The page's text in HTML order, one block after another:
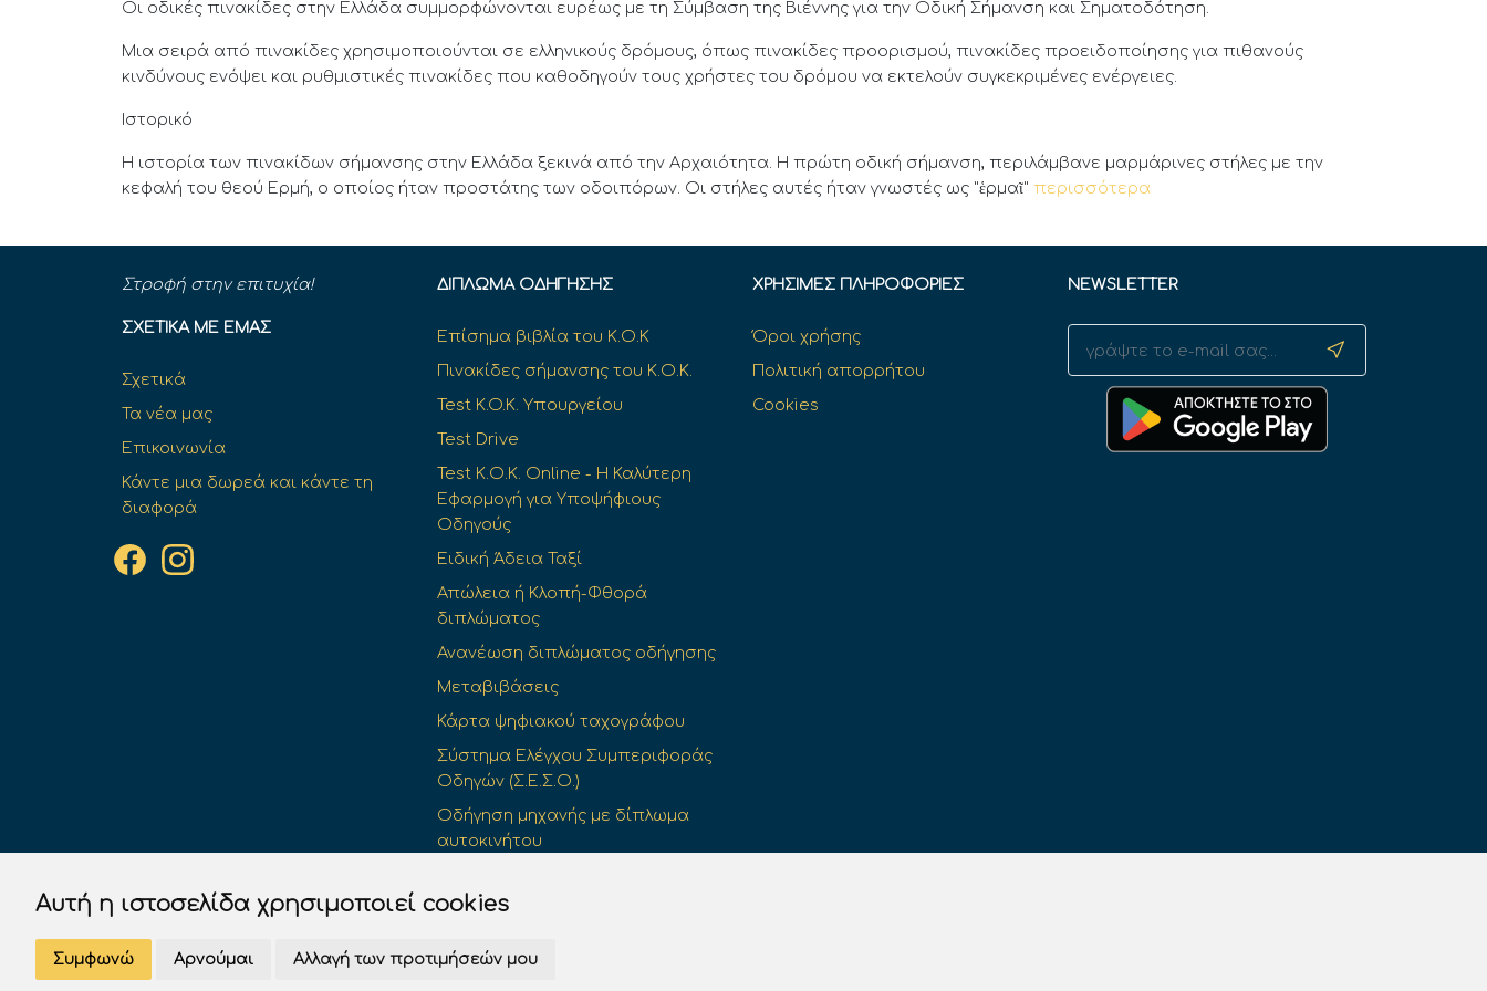
Αυτή η ιστοσελίδα χρησιμοποιεί cookies
Συμφωνώ Αρνούμαι Αλλαγή των προτιμήσεών μου
Οι οδικές πινακίδες στην Ελλάδα συμμορφώνονται ευρέως με τη Σύμβαση της Βιέννης για την Οδική Σήμανση και Σηματοδότηση.
Μια σειρά από πινακίδες χρησιμοποιούνται σε ελληνικούς δρόμους, όπως πινακίδες προορισμού, πινακίδες προειδοποίησης για πιθανούς
κινδύνους ενόψει και ρυθμιστικές πινακίδες που καθοδηγούν τους χρήστες του δρόμου να εκτελούν συγκεκριμένες ενέργειες.
Ιστορικό
Η ιστορία των πινακίδων σήμανσης στην Ελλάδα ξεκινά από την Αρχαιότητα. Η πρώτη οδική σήμανση, περιλάμβανε μαρμάρινες στήλες με την
κεφαλή του θεού Ερμή, ο οποίος ήταν προστάτης των οδοιπόρων. Οι στήλες αυτές ήταν γνωστές ως "ἑρμαῖ" περισσότερα
Στροφή στην επιτυχία!
ΣΧΕΤΙΚΆ ΜΕ ΕΜΆΣ
Σχετικά
Τα νέα μας
Επικοινωνία
Κάντε μια δωρεά και κάντε τη
διαφορά
ΔΊΠΛΩΜΑ ΟΔΉΓΗΣΗΣ
Επίσημα βιβλία του Κ.Ο.Κ
Πινακίδες σήμανσης του Κ.Ο.Κ.
Test K.O.K. Υπουργείου
Test Drive
Test Κ.Ο.Κ. Online - Η Καλύτερη
Εφαρμογή για Υποψήφιους
Οδηγούς
Ειδική Άδεια Ταξί
Απώλεια ή Κλοπή-Φθορά
διπλώματος
Ανανέωση διπλώματος οδήγησης
Μεταβιβάσεις
Κάρτα ψηφιακού ταχογράφου
Σύστημα Ελέγχου Συμπεριφοράς
Οδηγών (Σ.Ε.Σ.Ο.)
Οδήγηση μηχανής με δίπλωμα
αυτοκινήτου
ΧΡΉΣΙΜΕΣ ΠΛΗΡΟΦΟΡΊΕΣ
Όροι χρήσης
Πολιτική απορρήτου
Cookies
NEWSLETTER